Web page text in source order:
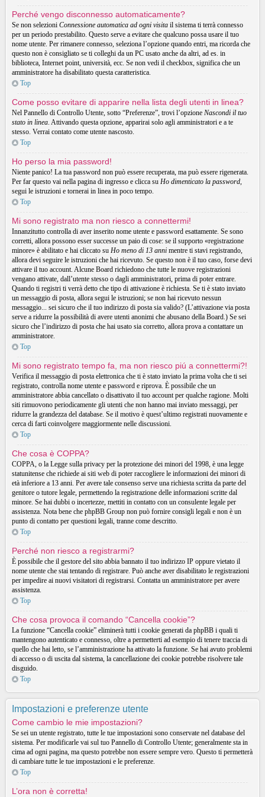
Perché vengo disconnesso automaticamente?
Se non selezioni Connessione automatica ad ogni visita il sistema ti terrà connesso
per un periodo prestabilito. Questo serve a evitare che qualcuno possa usare il tuo
nome utente. Per rimanere connesso, seleziona l’opzione quando entri, ma ricorda che
questo non è consigliato se ti colleghi da un PC usato anche da altri, ad es. in
biblioteca, Internet point, università, ecc. Se non vedi il checkbox, significa che un
amministratore ha disabilitato questa caratteristica.
Top
Come posso evitare di apparire nella lista degli utenti in linea?
Nel Pannello di Controllo Utente, sotto “Preferenze”, trovi l’opzione Nascondi il tuo
stato in linea. Attivando questa opzione, apparirai solo agli amministratori e a te
stesso. Verrai contato come utente nascosto.
Top
Ho perso la mia password!
Niente panico! La tua password non può essere recuperata, ma può essere rigenerata.
Per far questo vai nella pagina di ingresso e clicca su Ho dimenticato la password,
segui le istruzioni e tornerai in linea in poco tempo.
Top
Mi sono registrato ma non riesco a connettermi!
Innanzitutto controlla di aver inserito nome utente e password esattamente. Se sono
corretti, allora possono esser successe un paio di cose: se il supporto «registrazione
minore» è abilitato e hai cliccato su Ho meno di 13 anni mentre ti stavi registrando,
allora devi seguire le istruzioni che hai ricevuto. Se questo non è il tuo caso, forse devi
attivare il tuo account. Alcune Board richiedono che tutte le nuove registrazioni
vengano attivate, dall’utente stesso o dagli amministratori, prima di poter entrare.
Quando ti registri ti verrà detto che tipo di attivazione è richiesta. Se ti è stato inviato
un messaggio di posta, allora segui le istruzioni; se non hai ricevuto nessun
messaggio... sei sicuro che il tuo indirizzo di posta sia valido? (L’attivazione via posta
serve a ridurre la possibilità di avere utenti anonimi che abusano della Board.) Se sei
sicuro che l’indirizzo di posta che hai usato sia corretto, allora prova a contattare un
amministratore.
Top
Mi sono registrato tempo fa, ma non riesco piú a connettermi?!
Verifica il messaggio di posta elettronica che ti è stato inviato la prima volta che ti sei
registrato, controlla nome utente e password e riprova. È possibile che un
amministratore abbia cancellato o disattivato il tuo account per qualche ragione. Molti
siti rimuovono periodicamente gli utenti che non hanno mai inviato messaggi, per
ridurre la grandezza del database. Se il motivo è quest’ultimo registrati nuovamente e
cerca di farti coinvolgere maggiormente nelle discussioni.
Top
Che cosa è COPPA?
COPPA, o la Legge sulla privacy per la protezione dei minori del 1998, è una legge
statunitense che richiede ai siti web di poter raccogliere le informazioni dei minori di
età inferiore a 13 anni. Per avere tale consenso serve una richiesta scritta da parte del
genitore o tutore legale, permettendo la registrazione delle informazioni scritte dal
minore. Se hai dubbi o incertezze, mettiti in contatto con un consulente legale per
assistenza. Nota bene che phpBB Group non può fornire consigli legali e non è un
punto di contatto per questioni legali, tranne come descritto.
Top
Perché non riesco a registrarmi?
È possibile che il gestore del sito abbia bannato il tuo indirizzo IP oppure vietato il
nome utente che stai tentando di registrare. Può anche aver disabilitato le registrazioni
per impedire ai nuovi visitatori di registrarsi. Contatta un amministratore per avere
assistenza.
Top
Che cosa provoca il comando “Cancella cookie”?
La funzione “Cancella cookie” eliminerà tutti i cookie generati da phpBB i quali ti
mantengono autenticato e connesso, oltre a permetterti ad esempio di tenere traccia di
quello che hai letto, se l’amministrazione ha attivato la funzione. Se hai avuto problemi
di accesso o di uscita dal sistema, la cancellazione dei cookie potrebbe risolvere tale
disguido.
Top
Impostazioni e preferenze utente
Come cambio le mie impostazioni?
Se sei un utente registrato, tutte le tue impostazioni sono conservate nel database del
sistema. Per modificarle vai sul tuo Pannello di Controllo Utente; generalmente sta in
cima ad ogni pagina, ma questo potrebbe non essere sempre vero. Questo ti permetterà
di cambiare tutte le tue impostazioni e le preferenze.
Top
L’ora non è corretta!